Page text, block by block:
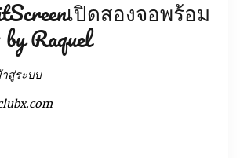
เปิดสองจอพร้อม
Raquel
สู่ระบบ